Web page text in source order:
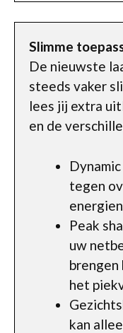
Slimme
De nieuwste
steeds vaker
lees jij extra
en de
tegen
Peak
uw
brengen
het
kan